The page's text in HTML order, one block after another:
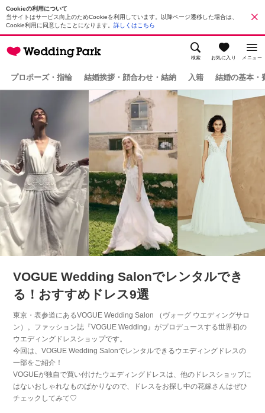
Cookieの利用について
当サイトはサービス向上のためCookieを利用しています。以降ページ遷移した場合は、
Cookie利用に同意したことになります。 詳しくはこちら
検索 お気に入り メニュー
プロポーズ・指輪 結婚挨拶・顔合わせ・結納 入籍 結婚の基本・
VOGUE Wedding Salonでレンタルでき
る！おすすめドレス9選
東京・表参道にあるVOGUE Wedding Salon （ヴォーグ ウエディングサロ
ン）。ファッション誌『VOGUE Wedding』がプロデュースする世界初の
ウエディングドレスショップです。
今回は、VOGUE Wedding Salonでレンタルできるウエディングドレスの
一部をご紹介！
VOGUEが独自で買い付けたウエディングドレスは、他のドレスショップに
はないおしゃれなものばかりなので、ドレスをお探し中の花嫁さんはぜひ
チェックしてみて♡